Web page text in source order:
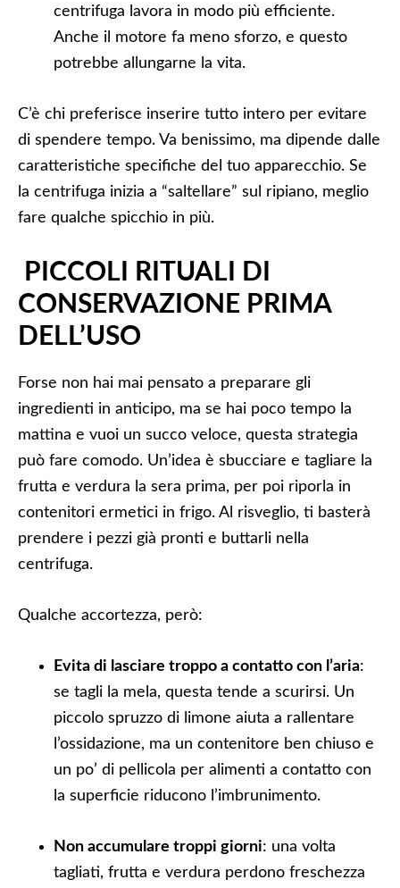
centrifuga lavora in modo più efficiente.
Anche il motore fa meno sforzo, e questo
potrebbe allungarne la vita.
C’è chi preferisce inserire tutto intero per evitare
di spendere tempo. Va benissimo, ma dipende dalle
caratteristiche specifiche del tuo apparecchio. Se
la centrifuga inizia a “saltellare” sul ripiano, meglio
fare qualche spicchio in più.
PICCOLI RITUALI DI
CONSERVAZIONE PRIMA
DELL’USO
Forse non hai mai pensato a preparare gli
ingredienti in anticipo, ma se hai poco tempo la
mattina e vuoi un succo veloce, questa strategia
può fare comodo. Un’idea è sbucciare e tagliare la
frutta e verdura la sera prima, per poi riporla in
contenitori ermetici in frigo. Al risveglio, ti basterà
prendere i pezzi già pronti e buttarli nella
centrifuga.
Qualche accortezza, però:
Evita di lasciare troppo a contatto con l’aria:
se tagli la mela, questa tende a scurirsi. Un
piccolo spruzzo di limone aiuta a rallentare
l’ossidazione, ma un contenitore ben chiuso e
un po’ di pellicola per alimenti a contatto con
la superficie riducono l’imbrunimento.
Non accumulare troppi giorni: una volta
tagliati, frutta e verdura perdono freschezza